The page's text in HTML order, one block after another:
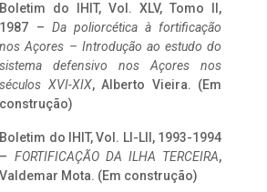
Boletim do IHIT, Vol. XLV, Tomo II,
1987 – Da poliorcética à fortificação
nos Açores – Introdução ao estudo do
sistema defensivo nos Açores nos
séculos XVI-XIX, Alberto Vieira. (Em
construção)
Boletim do IHIT, Vol. LI-LII, 1993-1994
– FORTIFICAÇÃO DA ILHA TERCEIRA,
Valdemar Mota. (Em construção)